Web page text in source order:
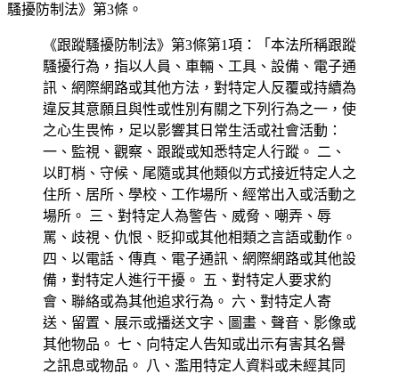
騷擾防制法》第3條。
《跟蹤騷擾防制法》第3條第1項：「本法所稱跟蹤
騷擾行為，指以人員、車輛、工具、設備、電子通
訊、網際網路或其他方法，對特定人反覆或持續為
違反其意願且與性或性別有關之下列行為之一，使
之心生畏怖，足以影響其日常生活或社會活動：
一、監視、觀察、跟蹤或知悉特定人行蹤。 二、
以盯梢、守候、尾隨或其他類似方式接近特定人之
住所、居所、學校、工作場所、經常出入或活動之
場所。 三、對特定人為警告、威脅、嘲弄、辱
罵、歧視、仇恨、貶抑或其他相類之言語或動作。
四、以電話、傳真、電子通訊、網際網路或其他設
備，對特定人進行干擾。 五、對特定人要求約
會、聯絡或為其他追求行為。 六、對特定人寄
送、留置、展示或播送文字、圖畫、聲音、影像或
其他物品。 七、向特定人告知或出示有害其名譽
之訊息或物品。 八、濫用特定人資料或未經其同